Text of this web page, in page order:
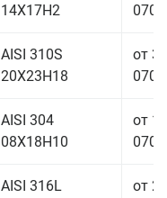
14Х17Н2
AISI 310S
20Х23Н18
от
AISI 304
08Х18Н10
от
AISI 316L
от